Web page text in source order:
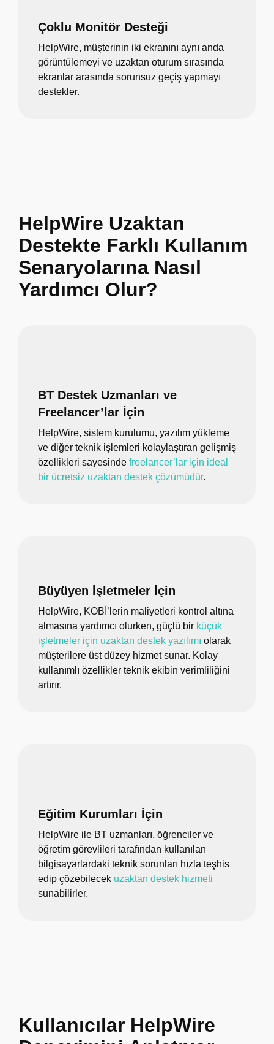
Çoklu Monitör Desteği
HelpWire, müşterinin iki ekranını aynı anda
görüntülemeyi ve uzaktan oturum sırasında
ekranlar arasında sorunsuz geçiş yapmayı
destekler.
HelpWire Uzaktan
Destekte Farklı Kullanım
Senaryolarına Nasıl
Yardımcı Olur?
BT Destek Uzmanları ve
Freelancer’lar İçin
HelpWire, sistem kurulumu, yazılım yükleme
ve diğer teknik işlemleri kolaylaştıran gelişmiş
özellikleri sayesinde freelancer’lar için ideal
bir ücretsiz uzaktan destek çözümüdür.
Büyüyen İşletmeler İçin
HelpWire, KOBİ’lerin maliyetleri kontrol altına
almasına yardımcı olurken, güçlü bir küçük
işletmeler için uzaktan destek yazılımı olarak
müşterilere üst düzey hizmet sunar. Kolay
kullanımlı özellikler teknik ekibin verimliliğini
artırır.
Eğitim Kurumları İçin
HelpWire ile BT uzmanları, öğrenciler ve
öğretim görevlileri tarafından kullanılan
bilgisayarlardaki teknik sorunları hızla teşhis
edip çözebilecek uzaktan destek hizmeti
sunabilirler.
Kullanıcılar HelpWire